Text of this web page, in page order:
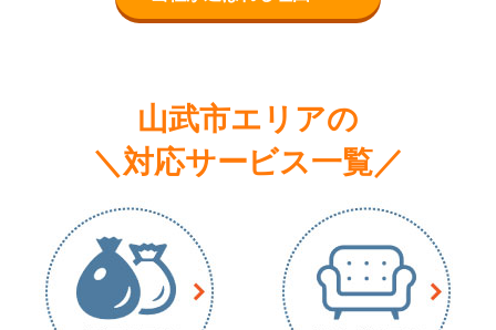
山武市エリアの
＼対応サービス一覧／